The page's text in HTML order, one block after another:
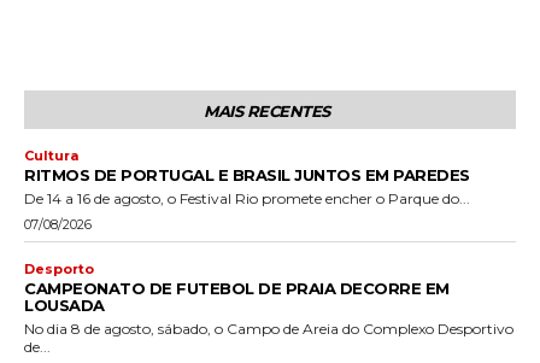
MAIS RECENTES
Cultura
RITMOS DE PORTUGAL E BRASIL JUNTOS EM PAREDES
De 14 a 16 de agosto, o Festival Rio promete encher o Parque do...
07/08/2026
Desporto
CAMPEONATO DE FUTEBOL DE PRAIA DECORRE EM
LOUSADA
No dia 8 de agosto, sábado, o Campo de Areia do Complexo Desportivo
de...